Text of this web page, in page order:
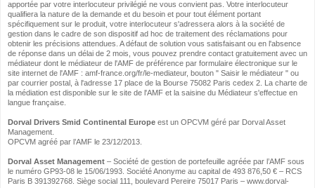
apportée par votre interlocuteur privilégié ne vous convient pas. Votre interlocuteur
qualifiera la nature de la demande et du besoin et pour tout élément portant
spécifiquement sur le produit, votre interlocuteur s'adressera alors à la société de
gestion dans le cadre de son dispositif ad hoc de traitement des réclamations pour
obtenir les précisions attendues. A défaut de solution vous satisfaisant ou en l'absence
de réponse dans un délai de 2 mois, vous pouvez prendre contact gratuitement avec un
médiateur dont le médiateur de l'AMF de préférence par formulaire électronique sur le
site internet de l'AMF : amf-france.org/fr/le-mediateur, bouton " Saisir le médiateur " ou
par courrier postal, à l'adresse 17 place de la Bourse 75082 Paris cedex 2. La charte de
la médiation est disponible sur le site de l'AMF et la saisine du Médiateur s'effectue en
langue française.
Dorval Drivers Smid Continental Europe est un OPCVM géré par Dorval Asset
Management.
OPCVM agréé par l’AMF le 23/12/2013.
Dorval Asset Management – Société de gestion de portefeuille agréée par l’AMF sous
le numéro GP93-08 le 15/06/1993. Société Anonyme au capital de 493 876,50 € – RCS
Paris B 391392768. Siège social 111, boulevard Pereire 75017 Paris – www.dorval-